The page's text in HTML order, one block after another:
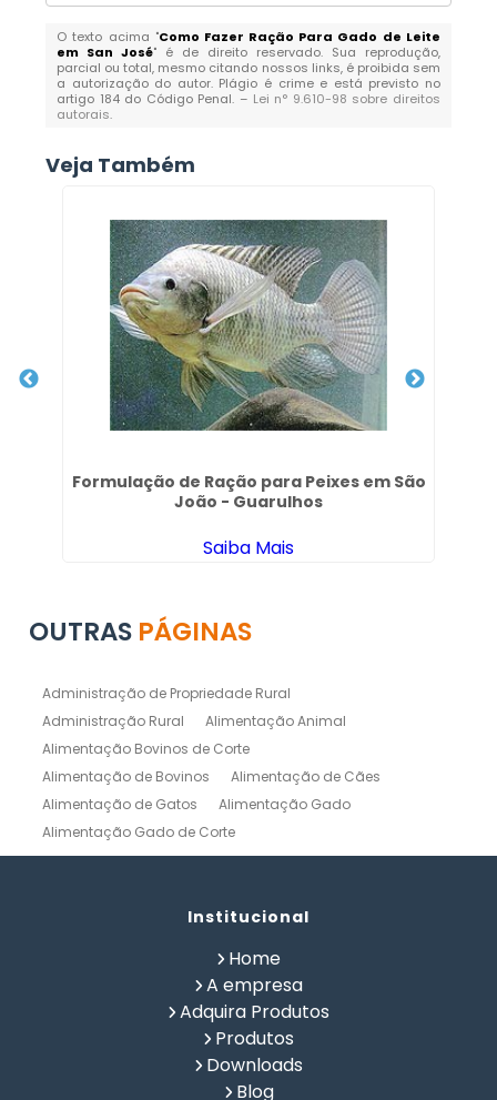
O texto acima "Como Fazer Ração Para Gado de Leite
em San José" é de direito reservado. Sua reprodução,
parcial ou total, mesmo citando nossos links, é proibida sem
a autorização do autor. Plágio é crime e está previsto no
artigo 184 do Código Penal. – Lei n° 9.610-98 sobre direitos
autorais.
Veja Também
Formulação de Ração para Peixes em São
João - Guarulhos
Saiba Mais
OUTRAS PÁGINAS
Administração de Propriedade Rural
Administração Rural
Alimentação Animal
Alimentação Bovinos de Corte
Alimentação de Bovinos
Alimentação de Cães
Alimentação de Gatos
Alimentação Gado
Alimentação Gado de Corte
Alimentação Gado de Leite
Alimentação Natural Cães
Alimentação Natural Pets
Alimentação Pet
Calculo de Ração para Bovinos
Como Fazer Ração para Gado de Corte
Como Fazer Ração para Gado de Leite
Composição Química de Alimentos
Controle de Fazenda
Institucional
Home
A empresa
Adquira Produtos
Produtos
Downloads
Blog